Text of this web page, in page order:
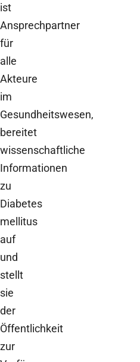
ist
Ansprechpartner
für
alle
Akteure
im
Gesundheitswesen,
bereitet
wissenschaftliche
Informationen
zu
Diabetes
mellitus
auf
und
stellt
sie
der
Öffentlichkeit
zur